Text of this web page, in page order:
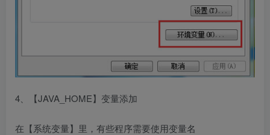
4、【JAVA_HOME】变量添加
在【系统变量】里，有些程序需要使用变量名